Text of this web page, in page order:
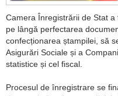
Camera Înregistrării de Stat a
pe lângă perfectarea
confecționarea ștampilei, să
Asigurări Sociale și a
statistice și cel fiscal.
Procesul de înregistrare se